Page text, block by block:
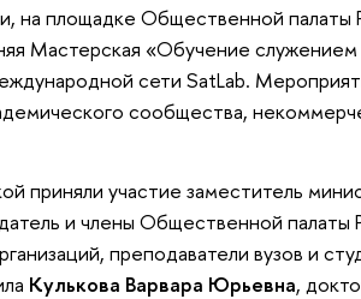
на площадке Общественной палаты
Мастерская «Обучение
сети SatLab.
сообщества,
приняли участие заместитель
и члены Общественной палаты
преподаватели вузов и
Кулькова Варвара Юрьевна,